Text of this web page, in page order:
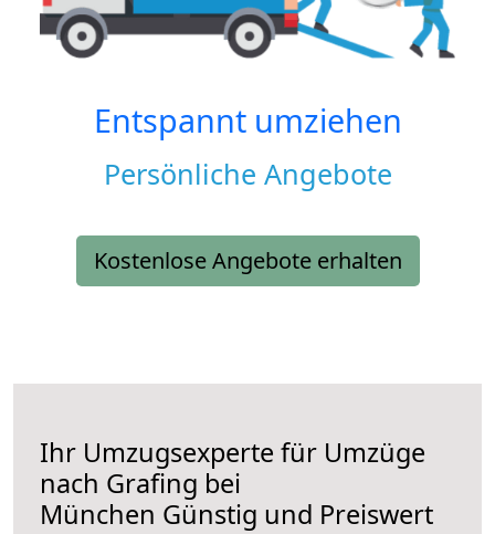
Entspannt umziehen
Persönliche Angebote
Kostenlose Angebote erhalten
Ihr Umzugsexperte für Umzüge
nach Grafing bei
München Günstig und Preiswert